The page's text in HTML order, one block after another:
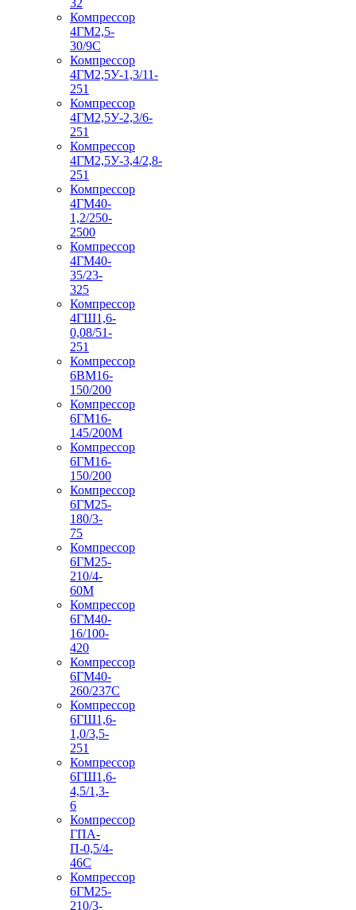
32
Компрессор
4ГМ2,5-
30/9С
Компрессор
4ГМ2,5У-1,3/11-
251
Компрессор
4ГМ2,5У-2,3/6-
251
Компрессор
4ГМ2,5У-3,4/2,8-
251
Компрессор
4ГМ40-
1,2/250-
2500
Компрессор
4ГМ40-
35/23-
325
Компрессор
4ГШ1,6-
0,08/51-
251
Компрессор
6ВМ16-
150/200
Компрессор
6ГМ16-
145/200М
Компрессор
6ГМ16-
150/200
Компрессор
6ГМ25-
180/3-
75
Компрессор
6ГМ25-
210/4-
60М
Компрессор
6ГМ40-
16/100-
420
Компрессор
6ГМ40-
260/237C
Компрессор
6ГШ1,6-
1,0/3,5-
251
Компрессор
6ГШ1,6-
4,5/1,3-
6
Компрессор
ГПА-
П-0,5/4-
46С
Компрессор
6ГМ25-
210/3-